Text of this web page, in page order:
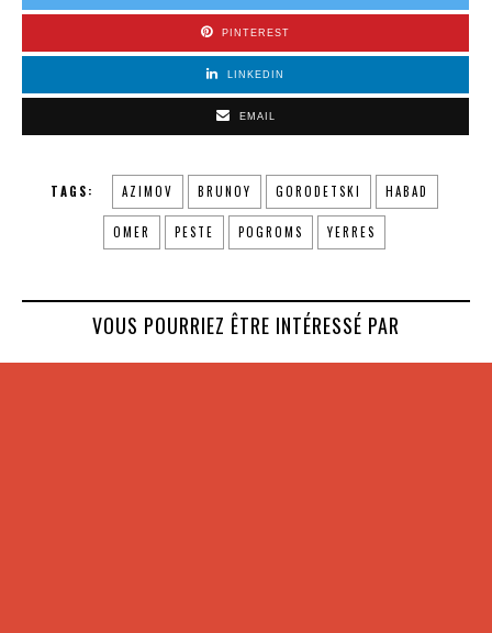
PINTEREST
LINKEDIN
EMAIL
TAGS: AZIMOV BRUNOY GORODETSKI HABAD
OMER PESTE POGROMS YERRES
VOUS POURRIEZ ÊTRE INTÉRESSÉ PAR